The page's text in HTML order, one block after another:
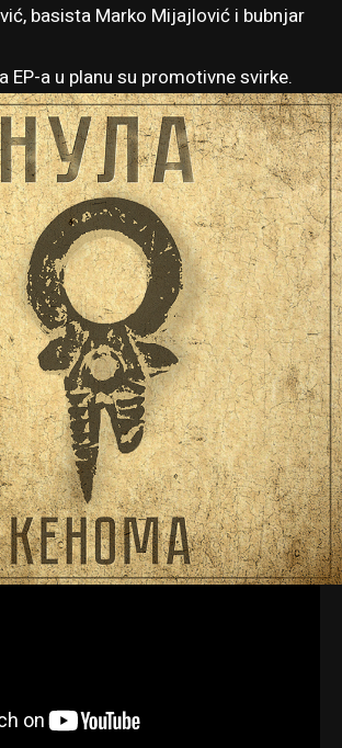
basista Marko Mijajlović i bubnjar
EP-a u planu su promotivne svirke.